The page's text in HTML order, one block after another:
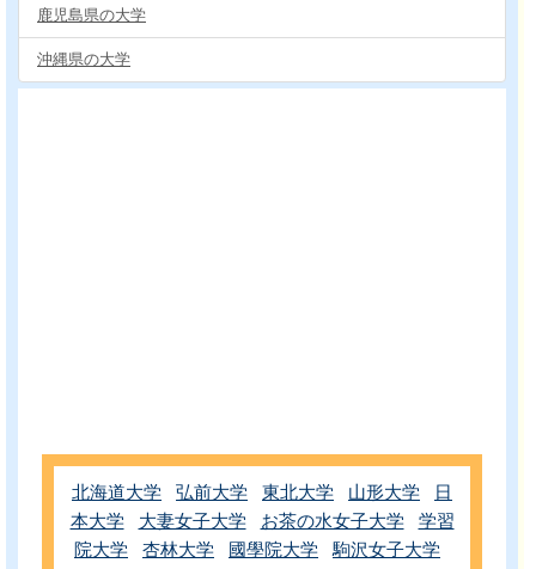
鹿児島県の大学
沖縄県の大学
北海道大学 弘前大学 東北大学 山形大学
日
本大学
大妻女子大学 お茶の水女子大学
学習
院大学
杏林大学 國學院大学
駒沢女子大学